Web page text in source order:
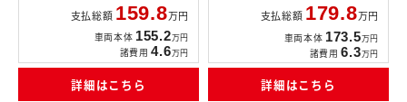
支払総額 159.8万円
車両本体 155.2万円
諸費用 4.6万円
詳細はこちら
支払総額 179.8万円
車両本体 173.5万円
諸費用 6.3万円
詳細はこちら